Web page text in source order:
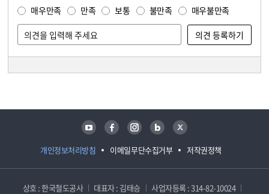
매우만족 만족 보통 불만족 매우불만족
개인정보처리방침 이메일무단수집거부 저작권정책
유튜브 페이스북 인스타그램 블로그 트위터
상호 : 한국철도공사 대표자 : 김태승
사업자등록 : 314-82-10024